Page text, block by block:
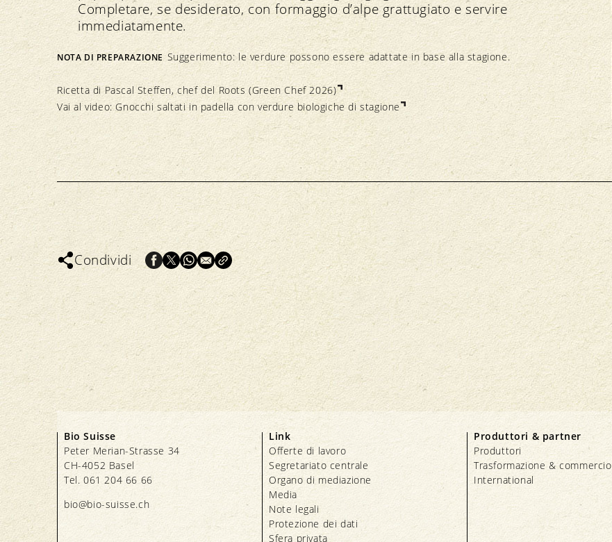
Completare, se desiderato, con formaggio d’alpe grattugiato e servire
immediatamente.
NOTA DI PREPARAZIONE Suggerimento: le verdure possono essere adattate in base alla stagione.
Ricetta diPascal Steffen, chef del Roots (Green Chef 2026)
Vai al video:Gnocchi saltati in padella con verdure biologiche di stagione
Condividi
Bio Suisse
Peter Merian-Strasse 34
CH-4052 Basel
Tel. 061 204 66 66
bio@bio-suisse.ch
Link
Offerte di lavoro
Segretariato centrale
Organo di mediazione
Media
Note legali
Protezione dei dati
Sfera privata
Produttori & partner
Produttori
Trasformazione & commercio
International